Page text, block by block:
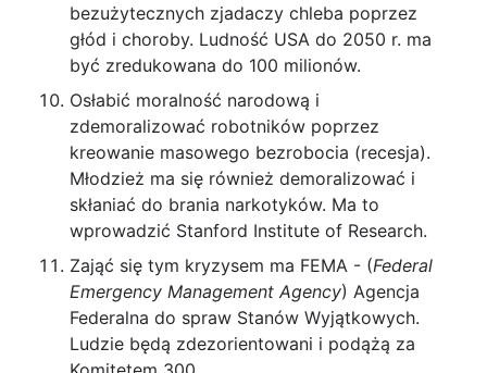
bezużytecznych zjadaczy chleba poprzez
głód i choroby. Ludność USA do 2050 r. ma
być zredukowana do 100 milionów.
Osłabić moralność narodową i
zdemoralizować robotników poprzez
kreowanie masowego bezrobocia (recesja).
Młodzież ma się również demoralizować i
skłaniać do brania narkotyków. Ma to
wprowadzić Stanford Institute of Research.
Zająć się tym kryzysem ma FEMA - (Federal
Emergency Management Agency) Agencja
Federalna do spraw Stanów Wyjątkowych.
Ludzie będą zdezorientowani i podążą za